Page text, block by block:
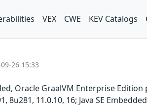
VEX CWE KEV Catalogs
26 15:33
Oracle GraalVM Enterprise
8u281, 11.0.10, 16; Java SE